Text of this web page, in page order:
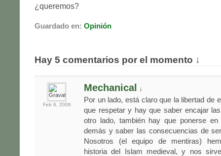
¿queremos?
Guardado en: Opinión
Hay 5 comentarios por el momento ↓
Feb 6, 2006
Mechanical ↓
Por un lado, está claro que la libertad de
que respetar y hay que saber encajar
otro lado, también hay que ponerse
demás y saber las consecuencias de
Nosotros (el equipo de mentiras)
historia del Islam medieval, y nos